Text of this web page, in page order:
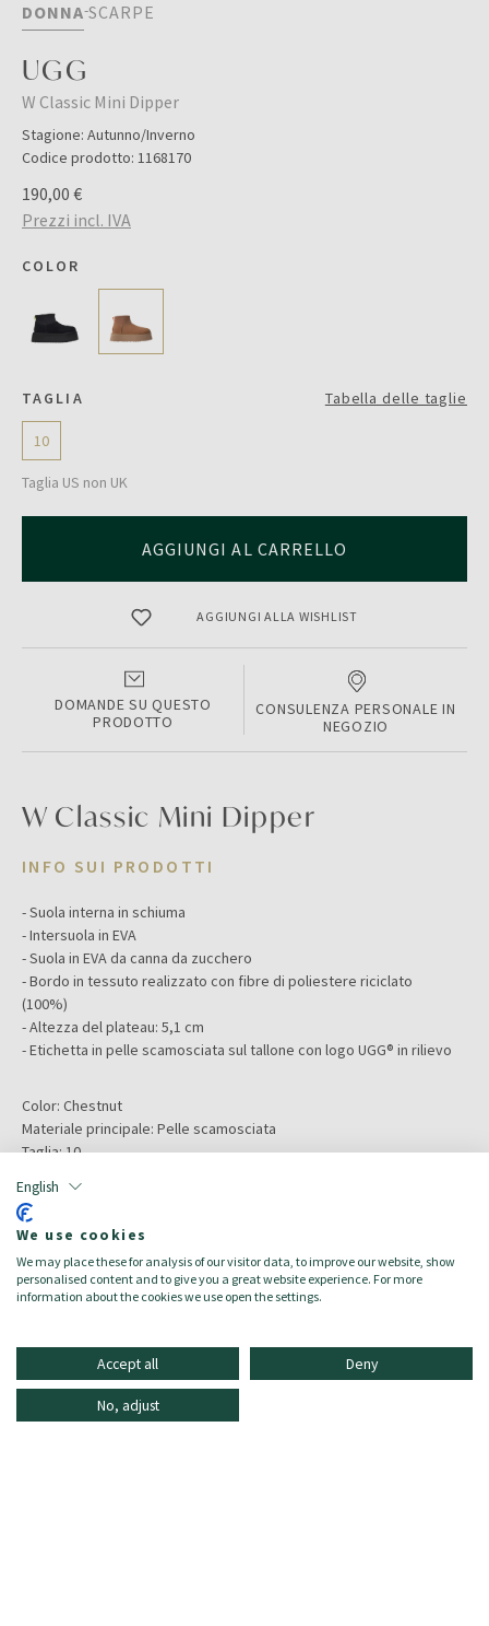
English
We use cookies
We may place these for analysis of our visitor data, to improve our website, show
personalised content and to give you a great website experience. For more
information about the cookies we use open the settings.
Accept all Deny
No, adjust
DONNA SCARPE
UGG
W Classic Mini Dipper
Stagione: Autunno/Inverno
Codice prodotto: 1168170
190,00 €
Prezzi incl. IVA
COLOR
TAGLIA Tabella delle taglie
10
Taglia US non UK
AGGIUNGI AL CARRELLO
AGGIUNGI ALLA WISHLIST
DOMANDE SU QUESTO
PRODOTTO
CONSULENZA PERSONALE IN
NEGOZIO
W Classic Mini Dipper
INFO SUI PRODOTTI
- Suola interna in schiuma
- Intersuola in EVA
- Suola in EVA da canna da zucchero
- Bordo in tessuto realizzato con fibre di poliestere riciclato
(100%)
- Altezza del plateau: 5,1 cm
- Etichetta in pelle scamosciata sul tallone con logo UGG® in rilievo
Color: Chestnut
Materiale principale: Pelle scamosciata
Taglia:10
Composizione:
- Pelle scamosciata 100%
- Gambale in neoprene
- Fodera: Lana rigenerata 60%, Lyocell TENCEL™ 40%